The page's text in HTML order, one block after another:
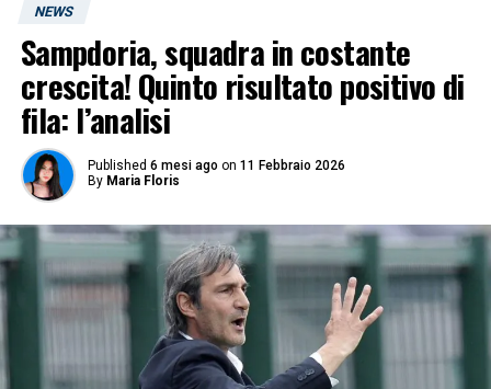
NEWS
Sampdoria, squadra in costante
crescita! Quinto risultato positivo di
fila: l’analisi
Published 6 mesi ago on 11 Febbraio 2026
By Maria Floris